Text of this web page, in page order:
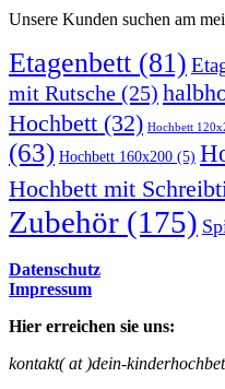
Unsere Kunden suchen am
Etagenbett (81)
mit Rutsche (25)
Hochbett (32) Hochbett
(63) Hochbett 160x200 (5)
Hochbett mit
Zubehör (175)
Datenschutz
Impressum
Hier erreichen sie uns:
kontakt( at )dein-